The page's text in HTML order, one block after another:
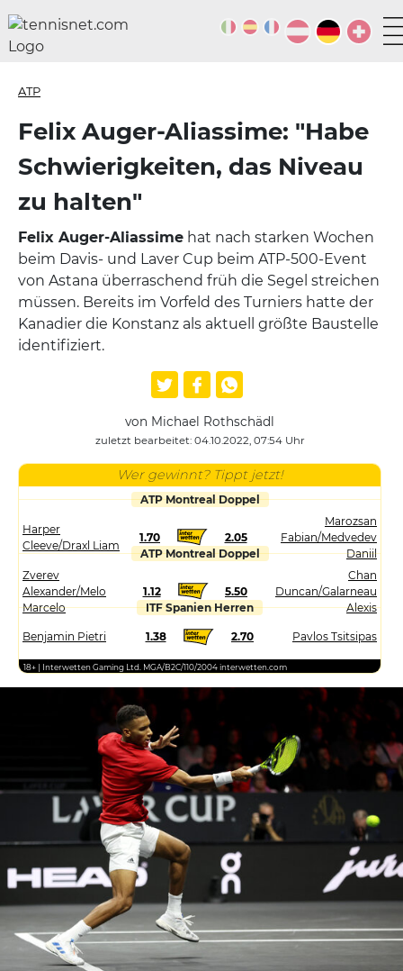
ATP
Felix Auger-Aliassime: "Habe
Schwierigkeiten, das Niveau
zu halten"
Felix Auger-Aliassime hat nach starken Wochen
beim Davis- und Laver Cup beim ATP-500-Event
von Astana überraschend früh die Segel streichen
müssen. Bereits im Vorfeld des Turniers hatte der
Kanadier die Konstanz als aktuell größte Baustelle
identifiziert.
von Michael Rothschädl
zuletzt bearbeitet: 04.10.2022, 07:54 Uhr
Wer gewinnt? Tippt jetzt!
ATP Montreal Doppel
Harper
Cleeve/Draxl Liam
1.70 2.05
Marozsan
Fabian/Medvedev
Daniil
ATP Montreal Doppel
Zverev
Alexander/Melo
Marcelo
1.12 5.50
Chan
Duncan/Galarneau
Alexis
ITF Spanien Herren
Benjamin Pietri 1.38 2.70 Pavlos Tsitsipas
18+ | Interwetten Gaming Ltd. MGA/B2C/110/2004 interwetten.com